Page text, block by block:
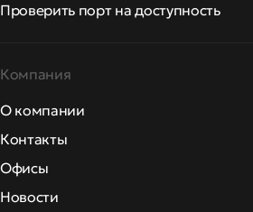
Проверить порт на доступность
Компания
О компании
Контакты
Офисы
Новости